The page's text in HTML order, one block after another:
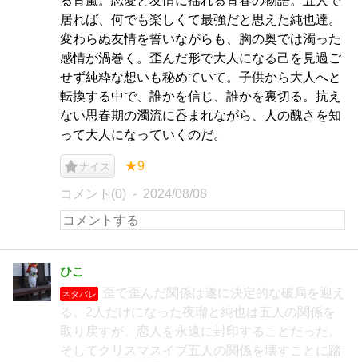
居れば、何でも楽しくて最強だと思えた純也達。
変わらぬ友情を誓いながらも、胸の奥では濁った
感情が渦巻く。歪んだ形で大人になる己を見過ご
せず純粋な想いも秘めていて。子供から大人へと
転換する中で、誰かを信じ、誰かを裏切る。抗え
ない思春期の濁流に呑まれながら、人の醜さを知
って大人になっていくのだ。
ナイス ★9
コメント(0) 2024/08/08
ひこ
ネタバレ
歪で歪んだ関係は遂に決定的な破局を迎え
る。2人だけになった夜瑠と純也は五人の関係を
取り戻すが、恋人を永遠に封印することだった。
そしてクリスマスイブ五人の関係を壊すことに踏